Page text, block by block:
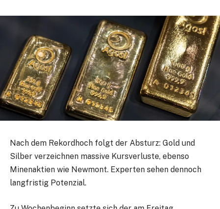
Nach dem Rekordhoch folgt der Absturz: Gold und
Silber verzeichnen massive Kursverluste, ebenso
Minenaktien wie Newmont. Experten sehen dennoch
langfristig Potenzial.